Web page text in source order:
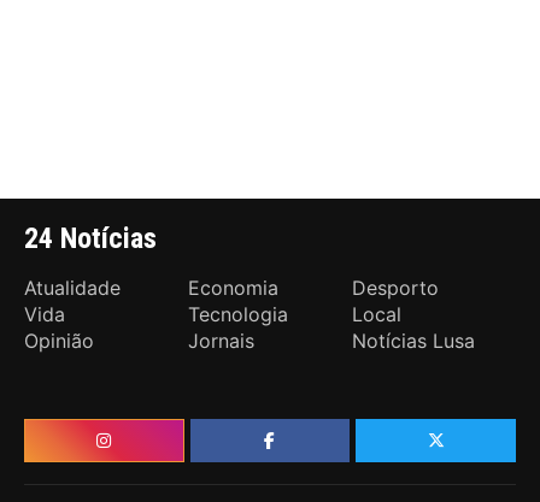
24 Notícias
Atualidade Economia
Desporto
Vida
Tecnologia
Local
Opinião
Jornais Notícias Lusa